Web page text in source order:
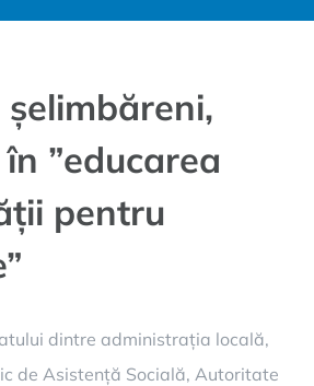
șelimbăreni,
”educarea
pentru
dintre administrația locală,
de Asistență Socială, Autoritate